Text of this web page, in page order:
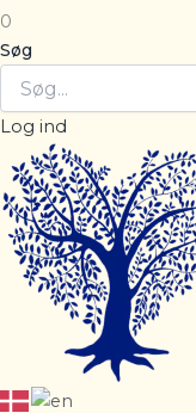
0
Søg
Log ind